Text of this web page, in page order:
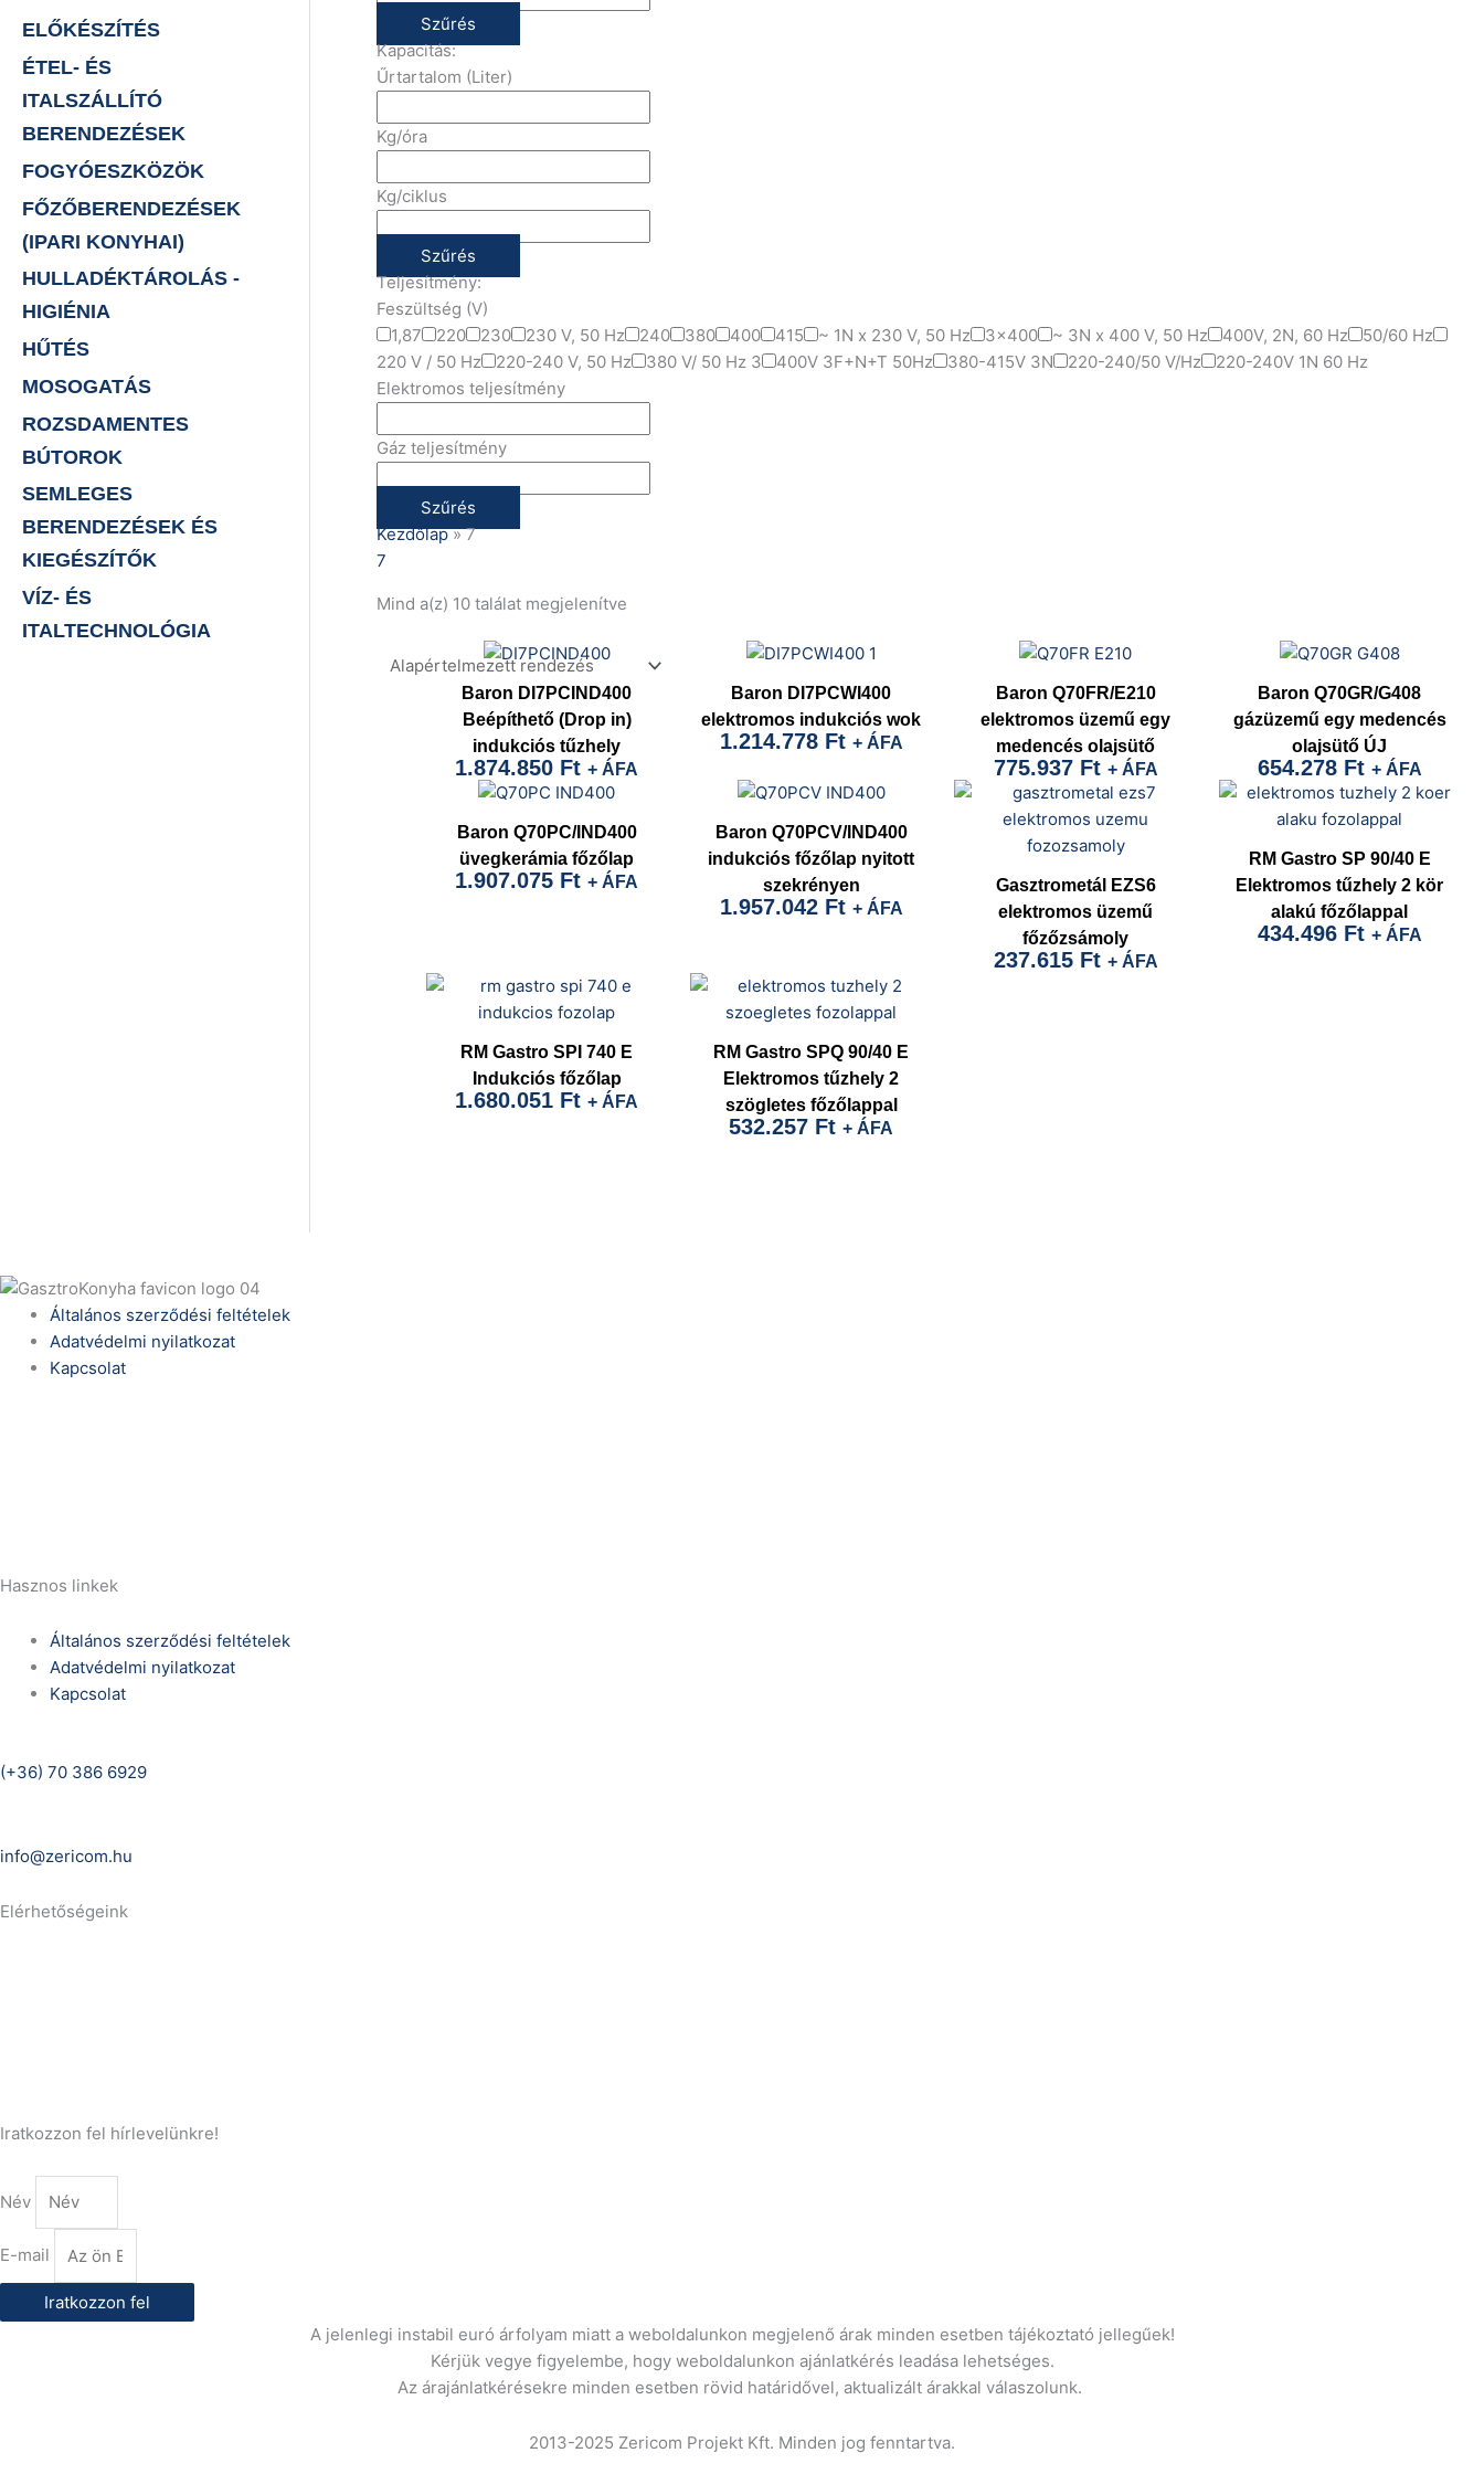
ELŐKÉSZÍTÉS
ÉTEL- ÉS
ITALSZÁLLÍTÓ
BERENDEZÉSEK
FOGYÓESZKÖZÖK
FŐZŐBERENDEZÉSEK
(IPARI KONYHAI)
HULLADÉKTÁROLÁS -
HIGIÉNIA
HŰTÉS
MOSOGATÁS
ROZSDAMENTES
BÚTOROK
SEMLEGES
BERENDEZÉSEK ÉS
KIEGÉSZÍTŐK
VÍZ- ÉS
ITALTECHNOLÓGIA
Szűrés
Kapacitás:
Űrtartalom (Liter)
Kg/óra
Kg/ciklus
Szűrés
Teljesítmény:
Feszültség (V)
1,87
220 230 230 V, 50 Hz 240 380 400 415 ~ 1N x 230 V, 50 Hz 3x400 ~ 3N x 400 V, 50 Hz 400V, 2N, 60 Hz
50/60 Hz
220 V / 50 Hz
220-240 V, 50 Hz 380 V/ 50 Hz 3 400V 3F+N+T 50Hz 380-415V 3N 220-240/50 V/Hz
220-240V 1N 60 Hz
Elektromos teljesítmény
Gáz teljesítmény
Szűrés
Kezdőlap»7
7
Mind a(z) 10 találat megjelenítve
Baron DI7PCIND400
Beépíthető (Drop in)
indukciós tűzhely
1.874.850 Ft + ÁFA
Baron DI7PCWI400
elektromos indukciós wok
1.214.778 Ft + ÁFA
Baron Q70FR/E210
elektromos üzemű egy
medencés olajsütő
775.937 Ft + ÁFA
Baron Q70GR/G408
gázüzemű egy medencés
olajsütő ÚJ
654.278 Ft + ÁFA
Baron Q70PC/IND400
üvegkerámia főzőlap
1.907.075 Ft + ÁFA
Baron Q70PCV/IND400
indukciós főzőlap nyitott
szekrényen
1.957.042 Ft + ÁFA
Gasztrometál EZS6
elektromos üzemű
főzőzsámoly
237.615 Ft + ÁFA
RM Gastro SP 90/40 E
Elektromos tűzhely 2 kör
alakú főzőlappal
434.496 Ft + ÁFA
RM Gastro SPI 740 E
Indukciós főzőlap
1.680.051 Ft + ÁFA
RM Gastro SPQ 90/40 E
Elektromos tűzhely 2
szögletes főzőlappal
532.257 Ft + ÁFA
Általános szerződési feltételek
Adatvédelmi nyilatkozat
Kapcsolat
Hasznos linkek
Általános szerződési feltételek
Adatvédelmi nyilatkozat
Kapcsolat
(+36) 70 386 6929
info@zericom.hu
Elérhetőségeink
Iratkozzon fel hírlevelünkre!
Név
E-mail
Iratkozzon fel
A jelenlegi instabil euró árfolyam miatt a weboldalunkon megjelenő árak minden esetben tájékoztató jellegűek!
Kérjük vegye figyelembe, hogy weboldalunkon ajánlatkérés leadása lehetséges.
Az árajánlatkérésekre minden esetben rövid határidővel, aktualizált árakkal válaszolunk.
2013-2025 Zericom Projekt Kft. Minden jog fenntartva.